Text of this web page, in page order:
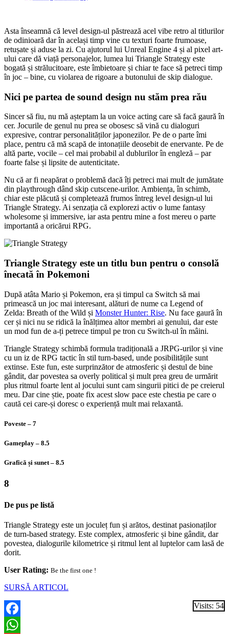
Asta înseamnă că level design-ul păstrează acel vibe retro al titlurilor
de odinioară dar în același timp vine cu texturi foarte frumoase,
retușate și aduse la zi. Cu ajutorul lui Unreal Engine 4 și al pixel art-
ului care dă viață personajelor, lumea lui Triangle Strategy este
bogată și strălucitoare, este îmbietoare și chiar te face să petreci timp
în joc – bine, cu violarea de rigoare a butonului de skip dialogue.
Nici pe partea de sound design nu stăm prea rău
Sincer să fiu, nu mă așteptam la un voice acting care să facă gaură în
cer. Jocurile de genul nu prea se obosesc să vină cu dialoguri
expresive, contrar personalităților japonezilor. Pe de o parte îmi
place, pentru că mă scapă de intonațiile deosebit de enervante. Pe de
altă parte, vocile – cel mai probabil al dublurilor în engleză – par
foarte false și lipsite de autenticitate.
Nu că ar fi neapărat o problemă dacă îți petreci mai mult de jumătate
din playthrough dând skip cutscene-urilor. Ambiența, în schimb,
chiar este plăcută și completează frumos întreg level design-ul lui
Triangle Strategy. Ai senzația că explorezi activ o lume fantasy
wholesome și immersive, iar asta pentru mine a fost mereu o parte
importantă a oricărui RPG.
Triangle Strategy este un titlu bun pentru o consolă
înecată în Pokemoni
După atâta Mario și Pokemon, era și timpul ca Switch să mai
primească un joc mai interesant, alături de nume ca Legend of
Zelda: Breath of the Wild și Monster Hunter: Rise. Nu face gaură în
cer și nici nu se ridică la înălțimea altor membri ai genului, dar este
un mod fun de a-ți petrece timpul pe tron cu Switch-ul în mâini.
Triangle Strategy schimbă formula tradițională a JRPG-urilor și vine
cu un iz de RPG tactic în stil turn-based, unde posibilitățile sunt
extinse. Este fun, este surprinzător de atmosferic și destul de bine
gândit, dar povestea sa overly political și mult prea greu de urmărit
plus ritmul foarte lent al jocului sunt cam singurii pitici de pe creierul
meu. Dar cine știe, poate fix acest slow pace este chestia pe care o
caută cei care-și doresc o experiență mult mai relaxantă.
Poveste – 7
Gameplay – 8.5
Grafică și sunet – 8.5
8
De pus pe listă
Triangle Strategy este un joculeț fun și arătos, destinat pasionaților
de turn-based strategy. Este complex, atmosferic și bine gândit, dar
povestea, dialogurile kilometrice și ritmul lent al luptelor cam lasă de
dorit.
User Rating: Be the first one !
SURSĂ ARTICOL
Visits: 54
Facebook